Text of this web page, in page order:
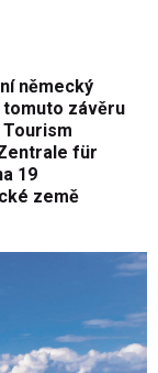
německý
tomuto závěru
für
19
země